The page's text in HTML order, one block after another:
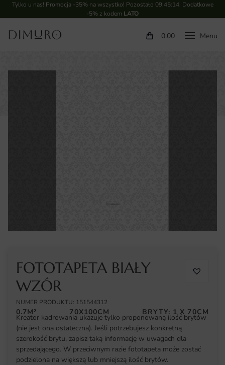
Tylko u nas! Promocja -35% na wszystko! Pozostało 09:45:13. Dodatkowe
-5% z kodem LATO
0.00
FOTOTAPETA BIAŁY
WZÓR
NUMER PRODUKTU: 151544312
0.7M² 70X100CM BRYTY: 1 X 70CM
Kreator kadrowania ukazuje tylko proponowaną ilość brytów
(nie jest ona ostateczna). Jeśli potrzebujesz konkretną
szerokość brytu, zapisz taką informację w uwagach dla
sprzedającego. W przeciwnym razie fototapeta może zostać
podzielona na większą lub mniejszą ilość brytów.